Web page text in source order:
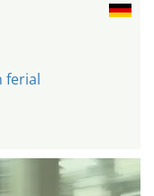
ferial